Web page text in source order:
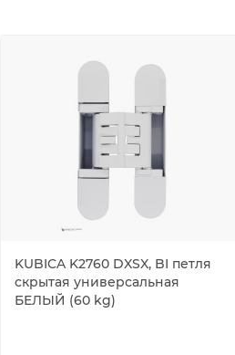
KUBICA K2760 DXSX, BI петля
скрытая универсальная
БЕЛЫЙ (60 kg)